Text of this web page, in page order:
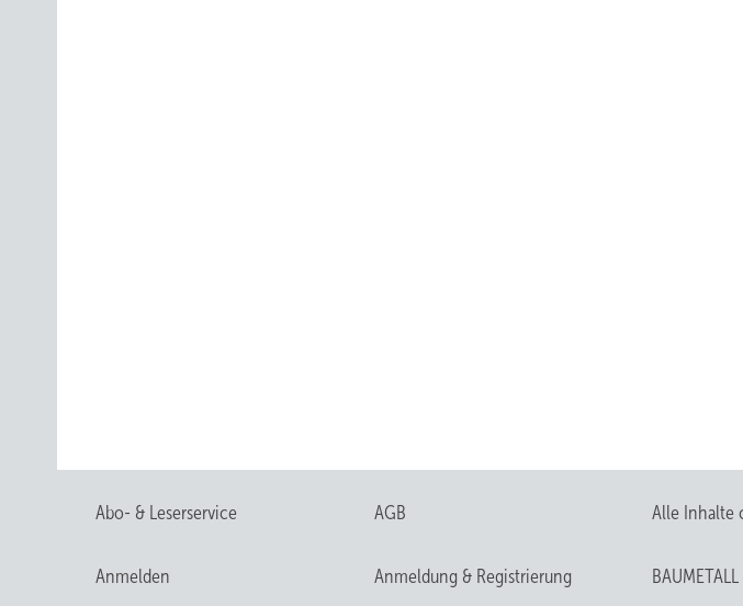
Abo- & Leserservice AGB Alle Inhalte
Anmelden Anmeldung & Registrierung